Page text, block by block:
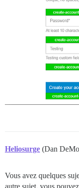
Heliosurge (Dan
Vous avez quelques
autre sujet, vous